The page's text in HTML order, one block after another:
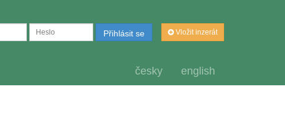
Vložit inzerát
Přihlásit se
česky english